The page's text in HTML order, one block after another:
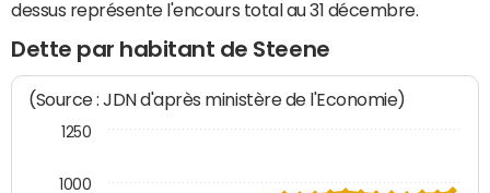
dessus représente l'encours total au 31 décembre.
Dette par habitant de Steene
(Source : JDN d'après ministère de l'Economie)
1000
1250